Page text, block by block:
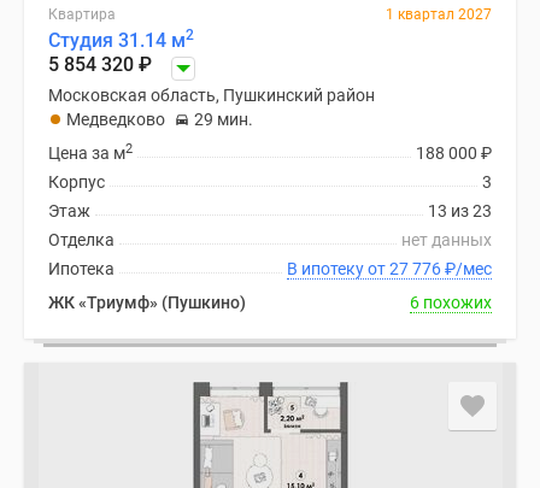
Квартира 1 квартал 2027
Студия 31.14 м2
5 854 320 ₽
Московская область, Пушкинский район
Медведково
29 мин.
188 000 ₽
Цена за м2
3
Корпус
13 из 23
Этаж
нет данных
Отделка
В ипотеку от 27 776₽/мес
Ипотека
ЖК «Триумф» (Пушкино)
6 похожих